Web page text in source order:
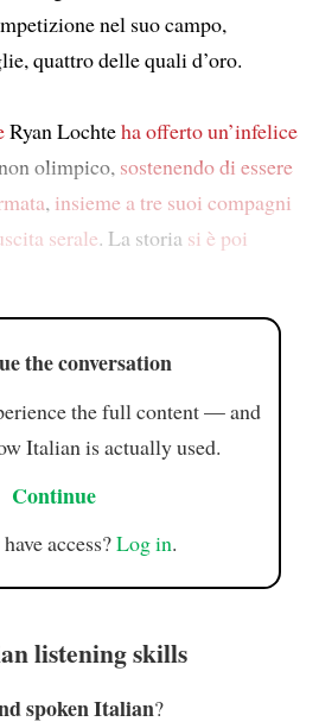
nel suo campo,
quattro delle quali d’oro.
Ryan Lochteha offerto un’infelice
olimpico, sostenendo di essere
, insieme a tre suoi compagni
serale. La storia si è poi
the conversation
the full content — and
Italian is actually used.
Continue
access?Log in.
listening skills
spoken Italian?